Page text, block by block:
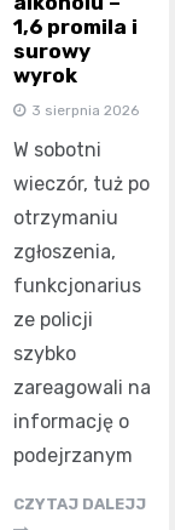
1,6 promila i
surowy
wyrok
3 sierpnia 2026
W sobotni
wieczór, tuż po
otrzymaniu
zgłoszenia,
funkcjonarius
ze policji
szybko
zareagowali na
informację o
podejrzanym
CZYTAJ DALEJJ